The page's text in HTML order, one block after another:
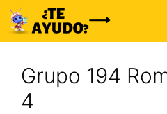
Saltar
al
contenido
Grupo 194
4